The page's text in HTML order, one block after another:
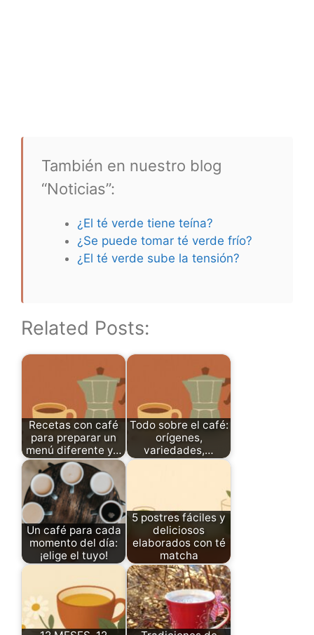
También en nuestro blog
“Noticias”:
¿El té verde tiene teína?
¿Se puede tomar té verde frío?
¿El té verde sube la tensión?
Related Posts:
Recetas con café
para preparar un
menú diferente y…
Todo sobre el café:
orígenes,
variedades,…
Un café para cada
momento del día:
¡elige el tuyo!
5 postres fáciles y
deliciosos
elaborados con té
matcha